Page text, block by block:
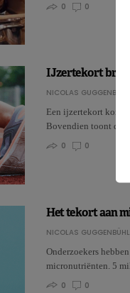
0
0
IJzertekort
NICOLAS GUGGENBÜHL
Een ijzertekort komt
Bovendien toont de
0
0
Het tekort aan
NICOLAS GUGGENBÜHL
Onderzoekers
micronutriënten. 5
0
0